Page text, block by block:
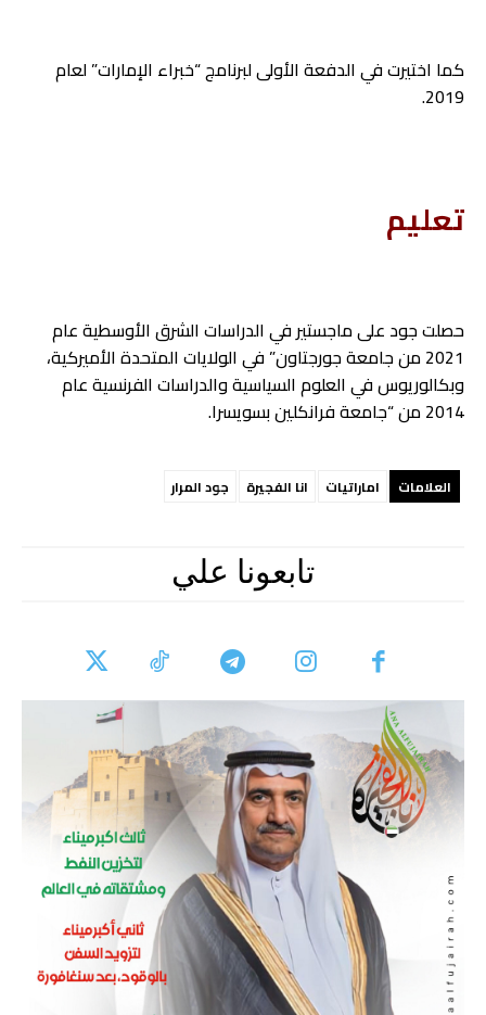
كما اختيرت في الدفعة الأولى لبرنامج “خبراء الإمارات” لعام
2019.
تعليم
حصلت جود على ماجستير في الدراسات الشرق الأوسطية عام
2021 من جامعة جورجتاون” في الولايات المتحدة الأميركية،
وبكالوريوس في العلوم السياسية والدراسات الفرنسية عام
2014 من “جامعة فرانكلين بسويسرا.
العلامات اماراتيات انا الفجيرة جود المرار
تابعونا علي